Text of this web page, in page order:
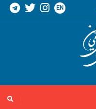
EN